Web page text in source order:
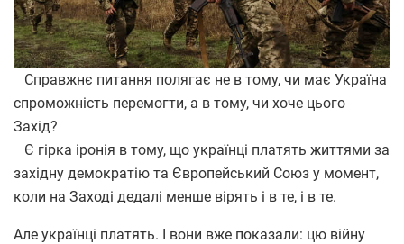
Справжнє питання полягає не в тому, чи має Україна
спроможність перемогти, а в тому, чи хоче цього
Захід?
Є гірка іронія в тому, що українці платять життями за
західну демократію та Європейський Союз у момент,
коли на Заході дедалі менше вірять і в те, і в те.
Але українці платять. І вони вже показали: цю війну